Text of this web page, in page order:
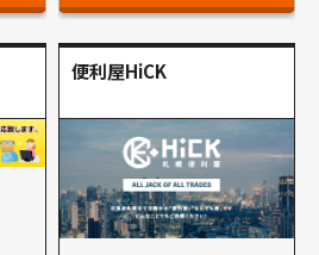
便利屋HiCK